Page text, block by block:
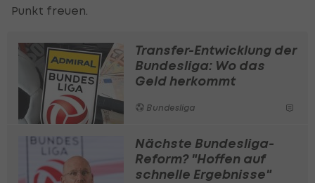
Punkt freuen.
Transfer-Entwicklung der
Bundesliga: Wo das
Geld herkommt
Bundesliga
Nächste Bundesliga-
Reform? "Hoffen auf
schnelle Ergebnisse"